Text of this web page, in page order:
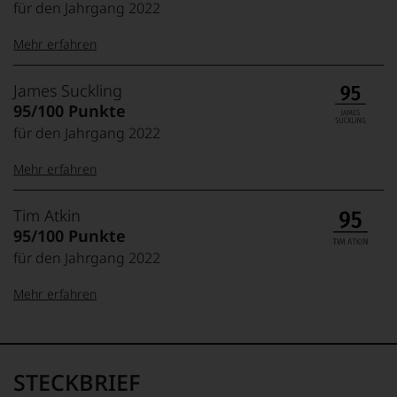
für den Jahrgang 2022
99–100 Punkte:
95–98 Punkte:
85–89 Punkte:
Tesdorpf
Der
Name
Tesdorpf
für
»Fine
Wine«,
für
die
edlen
der
Welt,
kaum
anderer.
Das
Mehr erfahren
James Suckling
95/100 Punkte
für den Jahrgang 2022
100-95 Punkte:
90 Punkte und
Punkte:
James
Suckling
Der
Amerikaner
Suckling,
zählt
zu
Mehr erfahren
Tim Atkin
95/100 Punkte
für den Jahrgang 2022
Atkin
Der
1961
Mehr erfahren
STECKBRIEF